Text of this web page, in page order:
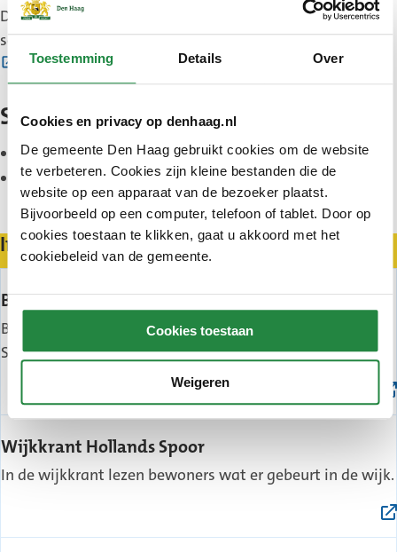
Toestemming Details Over
Cookies en privacy op denhaag.nl
De gemeente Den Haag gebruikt cookies om de website
te verbeteren. Cookies zijn kleine bestanden die de
website op een apparaat van de bezoeker plaatst.
Bijvoorbeeld op een computer, telefoon of tablet. Door op
cookies toestaan te klikken, gaat u akkoord met het
cookiebeleid van de gemeente.
Cookies toestaan
Weigeren
Den Haag in Cijfers laat zien hoe veilig, leefbaar en
sociaal wijken zijn. Lees hoe het gaat in uw wijk.
Cijfers bekijken
(Externe
link)
Snel naar
Projecten Stationsbuurt
(Externe
link)
Central Innovation District
(Externe
link)
In de wijk
Bewonersorganisatie Buurtstation
Buurtstation komt op voor de bewoners in de
Stationsbuurt.
Wijkkrant Hollands Spoor(Externe
link)
In de wijkkrant lezen bewoners wat er gebeurt in de wijk.